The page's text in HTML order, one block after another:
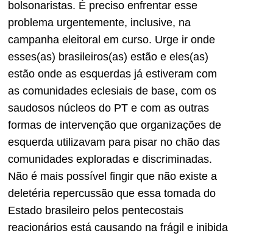
bolsonaristas. É preciso enfrentar esse
problema urgentemente, inclusive, na
campanha eleitoral em curso. Urge ir onde
esses(as) brasileiros(as) estão e eles(as)
estão onde as esquerdas já estiveram com
as comunidades eclesiais de base, com os
saudosos núcleos do PT e com as outras
formas de intervenção que organizações de
esquerda utilizavam para pisar no chão das
comunidades exploradas e discriminadas.
Não é mais possível fingir que não existe a
deletéria repercussão que essa tomada do
Estado brasileiro pelos pentecostais
reacionários está causando na frágil e inibida